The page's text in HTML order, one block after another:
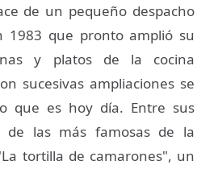
de un pequeño despacho
1983 que pronto amplió su
y platos de la cocina
sucesivas ampliaciones se
que es hoy día. Entre sus
de las más famosas de la
tortilla de camarones", un